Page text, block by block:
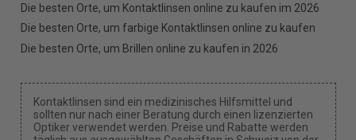
Die besten Orte, um Kontaktlinsen online zu kaufen im 2026
Die besten Orte, um farbige Kontaktlinsen online zu kaufen
Die besten Orte, um Brillen online zu kaufen in 2026
Kontaktlinsen sind ein medizinisches Hilfsmittel und
sollten nur nach einer Beratung durch einen lizenzierten
Optiker verwendet werden. Preise und Rabatte werden